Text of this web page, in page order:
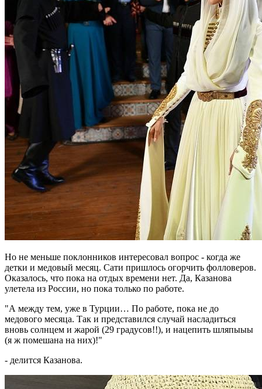
Но не меньше поклонников интересовал вопрос - когда же
детки и медовый месяц. Сати пришлось огорчить фолловеров.
Оказалось, что пока на отдых времени нет. Да, Казанова
улетела из России, но пока только по работе.
"А между тем, уже в Турции… По работе, пока не до
медового месяца. Так и представился случай насладиться
вновь солнцем и жарой (29 градусов!!), и нацепить шляпыыы
(я ж помешана на них)!"
- делится Казанова.